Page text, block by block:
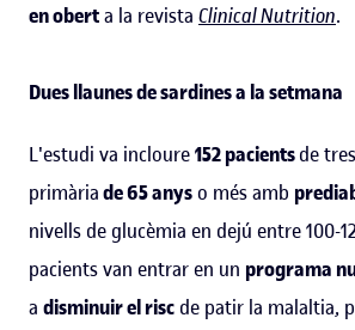
en oberta la revista Clinical Nutrition.
Dues llaunes de sardines a la setmana
L'estudi va incloure152 pacientsde
primàriade 65 anyso més amb
nivells de glucèmia en dejú entre 100-
pacients van entrar en un programa
a disminuir el risc de patir la malaltia,